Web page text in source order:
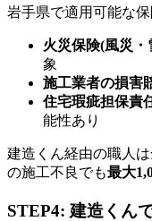
岩手県で適用可能な保
火災保険(風災・
象
施工業者の損害
住宅瑕疵担保責
能性あり
建造くん経由の職人
の施工不良でも最大
STEP4: 建造くん